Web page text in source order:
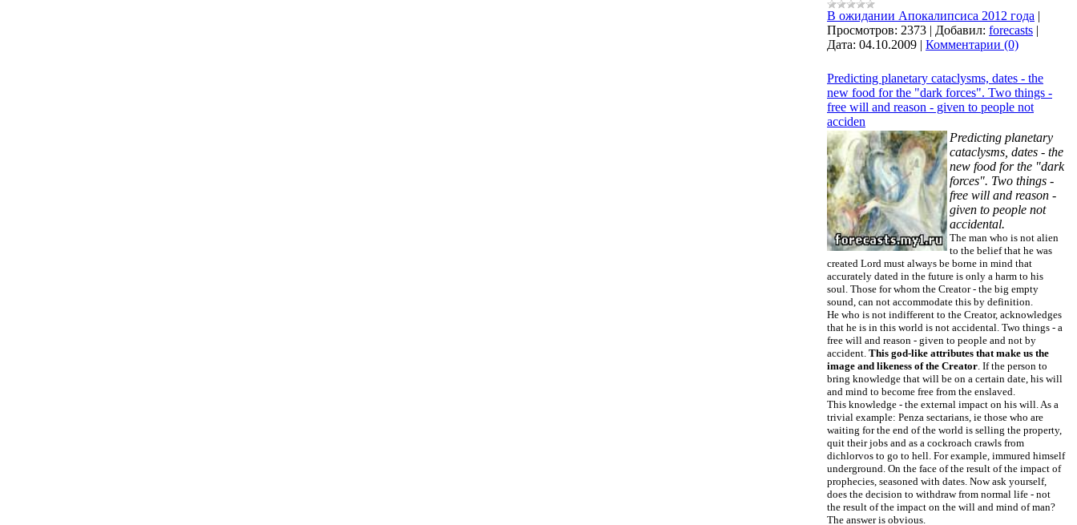
В ожидании Апокалипсиса 2012 года |
Просмотров: 2373 | Добавил: forecasts |
Дата: 04.10.2009 | Комментарии (0)
Predicting planetary cataclysms, dates - the
new food for the "dark forces". Two things -
free will and reason - given to people not
acciden
Predicting planetary
cataclysms, dates - the
new food for the "dark
forces". Two things -
free will and reason -
given to people not
accidental.
The man who is not alien
to the belief that he was
created Lord must always be borne in mind that
accurately dated in the future is only a harm to his
soul. Those for whom the Creator - the big empty
sound, can not accommodate this by definition.
He who is not indifferent to the Creator, acknowledges
that he is in this world is not accidental. Two things - a
free will and reason - given to people and not by
accident. This god-like attributes that make us the
image and likeness of the Creator. If the person to
bring knowledge that will be on a certain date, his will
and mind to become free from the enslaved.
This knowledge - the external impact on his will. As a
trivial example: Penza sectarians, ie those who are
waiting for the end of the world is selling the property,
quit their jobs and as a cockroach crawls from
dichlorvos to go to hell. For example, immured himself
underground. On the face of the result of the impact of
prophecies, seasoned with dates. Now ask yourself,
does the decision to withdraw from normal life - not
the result of the impact on the will and mind of man?
The answer is obvious.